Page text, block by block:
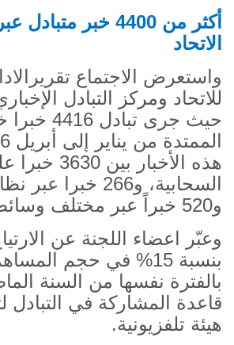
أكثر من 4400 خبر
الاتحاد
واستعرض الاجتماع
للاتحاد ومركز التبادل
حيث جرى
هذه الأخبار
السحابية، و266
و520 خبراً عبر مختلف وسائط التواصل.
وعبّر اعضاء اللجنة عن
بنسبة 15
% في حجم
بالفترة نفسها من السنة
هيئة تلفزيونية.